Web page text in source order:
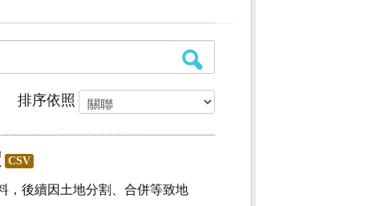
排序依照
CSV
，後續因土地分割、合併等致地